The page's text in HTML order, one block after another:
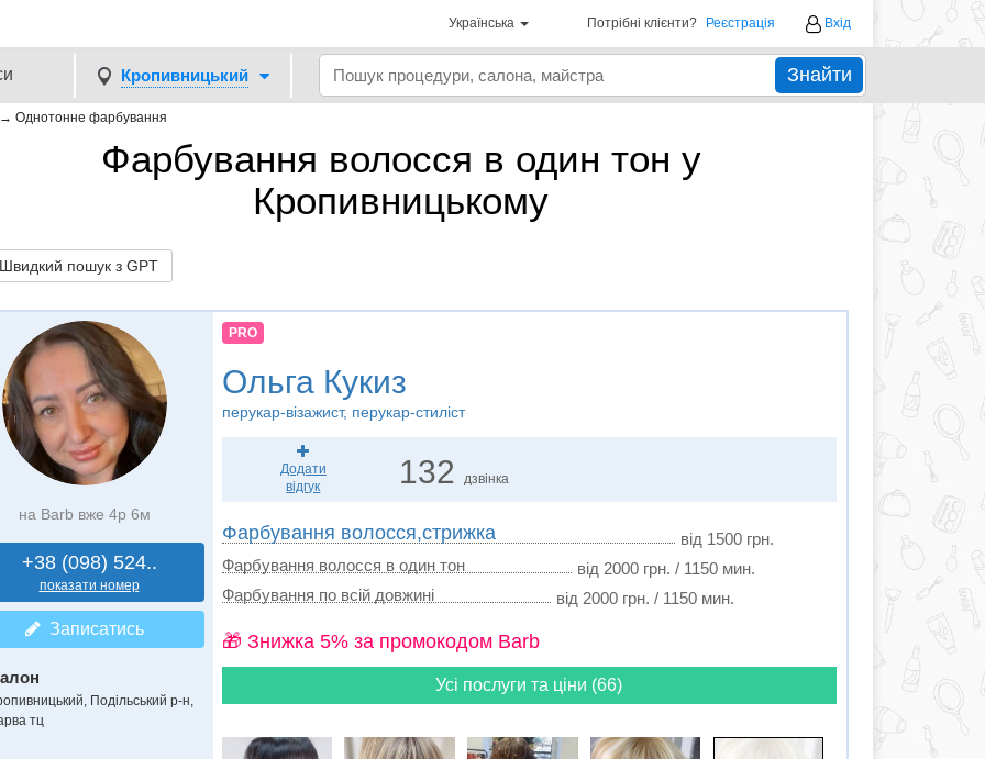
Українська Потрібні клієнти? Реєстрація Вхід
Кропивницький Знайти
→ Однотонне фарбування
Фарбування волосся в один тон у
Кропивницькому
пошук з GPT
на Barb вже 4р 6м
+38 (098) 524..
показати номер
Записатись
Подільський р-н,
тц
PRO
Ольга Кукиз
перукар-візажист, перукар-стиліст
Додати
відгук
132 дзвінка
Фарбування волосся,стрижка
від 1500 грн.
Фарбування волосся в один тон
від 2000 грн. / 1150 мин.
Фарбування по всій довжині
від 2000 грн. / 1150 мин.
🎁 Знижка 5% за промокодом Barb
Усі послуги та ціни (66)